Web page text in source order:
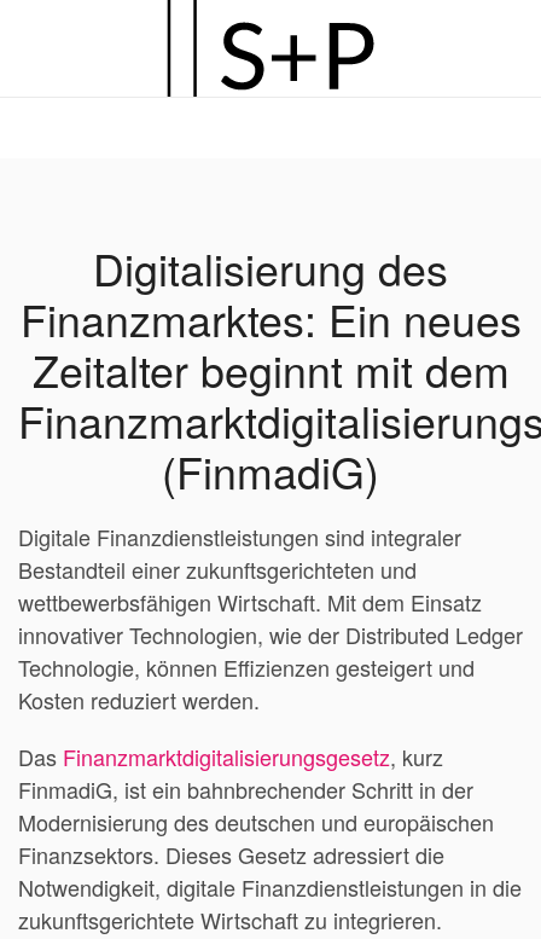
Digitalisierung des
Finanzmarktes: Ein neues
Zeitalter beginnt mit dem
(FinmadiG)
Digitale Finanzdienstleistungen sind integraler
Bestandteil einer zukunftsgerichteten und
wettbewerbsfähigen Wirtschaft. Mit dem Einsatz
innovativer Technologien, wie der Distributed Ledger
Technologie, können Effizienzen gesteigert und
Kosten reduziert werden.
Das Finanzmarktdigitalisierungsgesetz, kurz
FinmadiG, ist ein bahnbrechender Schritt in der
Modernisierung des deutschen und europäischen
Finanzsektors. Dieses Gesetz adressiert die
Notwendigkeit, digitale Finanzdienstleistungen in die
zukunftsgerichtete Wirtschaft zu integrieren.